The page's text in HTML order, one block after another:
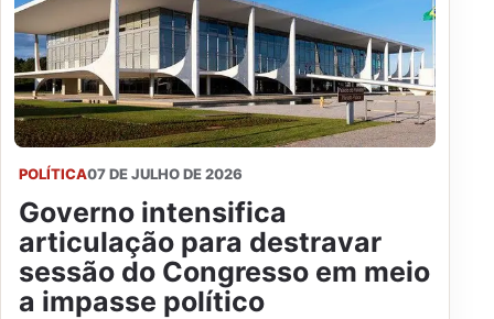
POLÍTICA07 DE JULHO DE 2026
Governo intensifica
articulação para destravar
sessão do Congresso em meio
a impasse político